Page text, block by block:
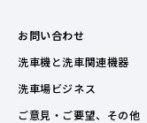
お問い合わせ
洗車機と洗車関連機器
洗車場ビジネス
ご意見・ご要望、その他